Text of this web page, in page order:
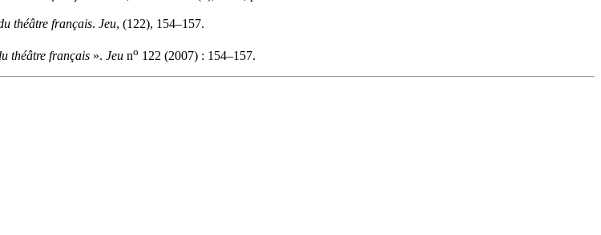
théâtre français. Jeu, (122), 154–157.
théâtre français ». Jeu no 122 (2007) : 154–157.